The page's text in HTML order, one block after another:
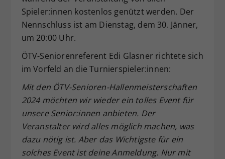
Spieler:innen kostenlos genützt werden. Der
Nennschluss ist am Dienstag, dem 30. Jänner,
um 20:00 Uhr.
ÖTV-Seniorenreferent Edi Glasner richtete sich
im Vorfeld an die Turnierspieler:innen:
Mit den ÖTV-Senioren-Hallenmeisterschaften
2024 möchten wir wieder ein tolles Event für
unsere Senior:innen anbieten. Der
Veranstalter wird alles möglich machen, was
dazu nötig ist. Aber das Wichtigste für ein
solches Event ist deine Anmeldung. Nur mit